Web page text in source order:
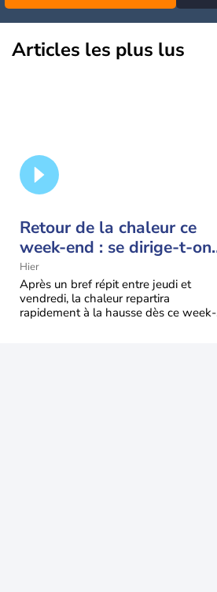
Articles les plus lus
Retour de la chaleur ce
week-end : se dirige-t-on
vers une cinquième vague
de chaleur en France ?
Hier
Après un bref répit entre jeudi et
vendredi, la chaleur repartira
rapidement à la hausse dès ce week-